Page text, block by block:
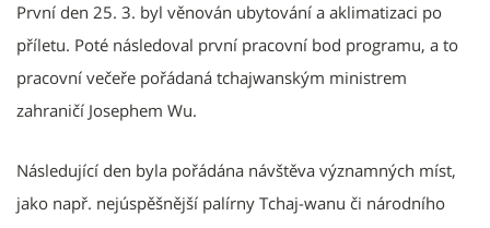
První den 25. 3. byl věnován ubytování a aklimatizaci po
příletu. Poté následoval první pracovní bod programu, a to
pracovní večeře pořádaná tchajwanským ministrem
zahraničí Josephem Wu.
Následující den byla pořádána návštěva významných míst,
jako např. nejúspěšnější palírny Tchaj-wanu či národního